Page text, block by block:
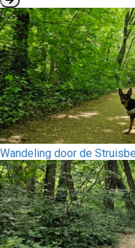
Wandeling door de